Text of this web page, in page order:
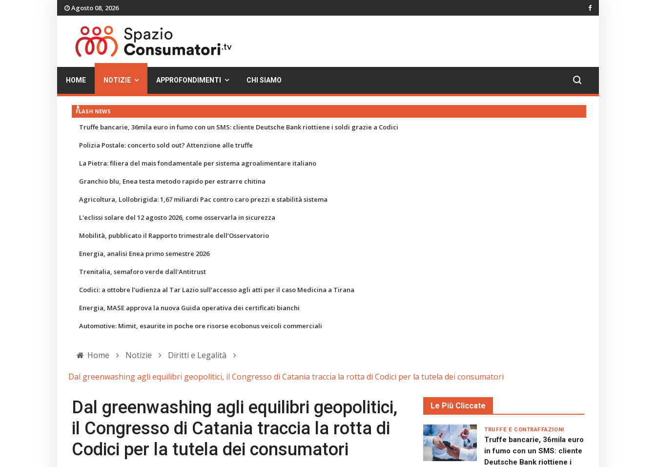
Agosto 08, 2026
HOME NOTIZIE APPROFONDIMENTI CHI SIAMO
FLASH NEWS
Truffe bancarie, 36mila euro in fumo con un SMS: cliente Deutsche Bank riottiene i soldi grazie a Codici
Polizia Postale: concerto sold out? Attenzione alle truffe
La Pietra: filiera del mais fondamentale per sistema agroalimentare italiano
Granchio blu, Enea testa metodo rapido per estrarre chitina
Agricoltura, Lollobrigida: 1,67 miliardi Pac contro caro prezzi e stabilità sistema
L'eclissi solare del 12 agosto 2026, come osservarla in sicurezza
Mobilità, pubblicato il Rapporto trimestrale dell’Osservatorio
Energia, analisi Enea primo semestre 2026
Trenitalia, semaforo verde dall'Antitrust
Codici: a ottobre l’udienza al Tar Lazio sull’accesso agli atti per il caso Medicina a Tirana
Energia, MASE approva la nuova Guida operativa dei certificati bianchi
Automotive: Mimit, esaurite in poche ore risorse ecobonus veicoli commerciali
Home Notizie
Diritti e Legalità
Dal greenwashing agli equilibri geopolitici, il Congresso di Catania traccia la rotta di Codici per la tutela dei consumatori
Dal greenwashing agli equilibri geopolitici,
il Congresso di Catania traccia la rotta di
Codici per la tutela dei consumatori
Le Più Cliccate
Truffe bancarie, 36mila euro
in fumo con un SMS: cliente
Deutsche Bank riottiene i
TRUFFE E CONTRAFFAZIONI